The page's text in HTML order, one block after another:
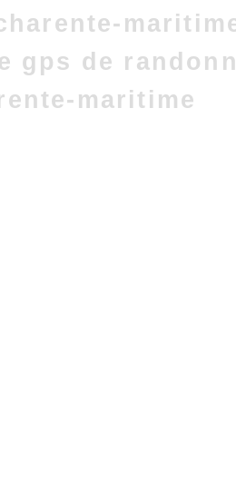
gps de
maritime